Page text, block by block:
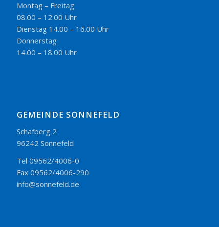
Montag – Freitag
08.00 – 12.00 Uhr
Dienstag 14.00 – 16.00 Uhr
Donnerstag
14.00 – 18.00 Uhr
GEMEINDE SONNEFELD
Schafberg 2
96242 Sonnefeld
Tel 09562/4006-0
Fax 09562/4006-290
info@sonnefeld.de